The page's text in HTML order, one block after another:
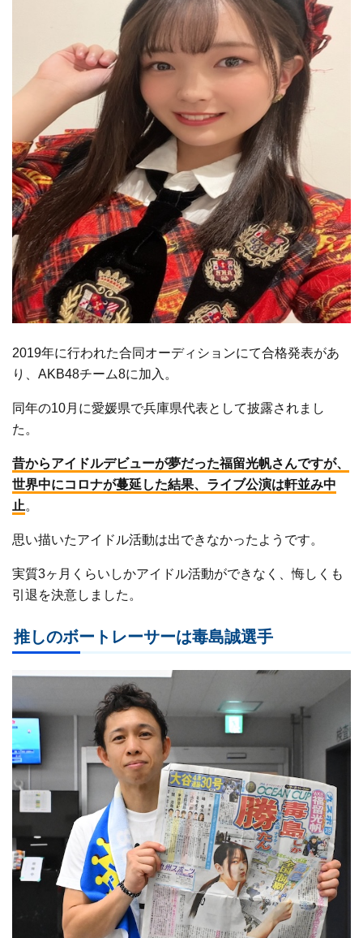
2019年に行われた合同オーディションにて合格発表があ
り、AKB48チーム8に加入。
同年の10月に愛媛県で兵庫県代表として披露されまし
た。
昔からアイドルデビューが夢だった福留光帆さんですが、
世界中にコロナが蔓延した結果、ライブ公演は軒並み中
止。
思い描いたアイドル活動は出できなかったようです。
実質3ヶ月くらいしかアイドル活動ができなく、悔しくも
引退を決意しました。
推しのボートレーサーは毒島誠選手